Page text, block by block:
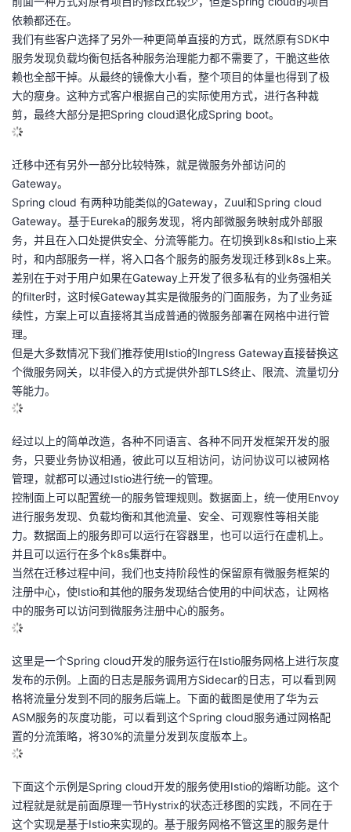
依赖都还在。
我们有些客户选择了另外一种更简单直接的方式，既然原有SDK中
服务发现负载均衡包括各种服务治理能力都不需要了，干脆这些依
赖也全部干掉。从最终的镜像大小看，整个项目的体量也得到了极
大的瘦身。这种方式客户根据自己的实际使用方式，进行各种裁
剪，最终大部分是把Spring cloud退化成Spring boot。
迁移中还有另外一部分比较特殊，就是微服务外部访问的
Gateway。
Spring cloud 有两种功能类似的Gateway，Zuul和Spring cloud
Gateway。基于Eureka的服务发现，将内部微服务映射成外部服
务，并且在入口处提供安全、分流等能力。在切换到k8s和Istio上来
时，和内部服务一样，将入口各个服务的服务发现迁移到k8s上来。
差别在于对于用户如果在Gateway上开发了很多私有的业务强相关
的filter时，这时候Gateway其实是微服务的门面服务，为了业务延
续性，方案上可以直接将其当成普通的微服务部署在网格中进行管
理。
但是大多数情况下我们推荐使用Istio的Ingress Gateway直接替换这
个微服务网关，以非侵入的方式提供外部TLS终止、限流、流量切分
等能力。
经过以上的简单改造，各种不同语言、各种不同开发框架开发的服
务，只要业务协议相通，彼此可以互相访问，访问协议可以被网格
管理，就都可以通过Istio进行统一的管理。
控制面上可以配置统一的服务管理规则。数据面上，统一使用Envoy
进行服务发现、负载均衡和其他流量、安全、可观察性等相关能
力。数据面上的服务即可以运行在容器里，也可以运行在虚机上。
并且可以运行在多个k8s集群中。
当然在迁移过程中间，我们也支持阶段性的保留原有微服务框架的
注册中心，使Istio和其他的服务发现结合使用的中间状态，让网格
中的服务可以访问到微服务注册中心的服务。
这里是一个Spring cloud开发的服务运行在Istio服务网格上进行灰度
发布的示例。上面的日志是服务调用方Sidecar的日志，可以看到网
格将流量分发到不同的服务后端上。下面的截图是使用了华为云
ASM服务的灰度功能，可以看到这个Spring cloud服务通过网格配
置的分流策略，将30%的流量分发到灰度版本上。
下面这个示例是Spring cloud开发的服务使用Istio的熔断功能。这个
过程就是就是前面原理一节Hystrix的状态迁移图的实践，不同在于
这个实现是基于Istio来实现的。基于服务网格不管这里的服务是什